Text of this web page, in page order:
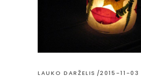
LAUKO DARŽELIS 2015-11-03